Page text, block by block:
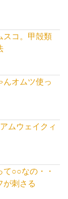
スコ。甲殻類
んオムツ使っ
ムウェイクィ
○○なの・・
が刺さる